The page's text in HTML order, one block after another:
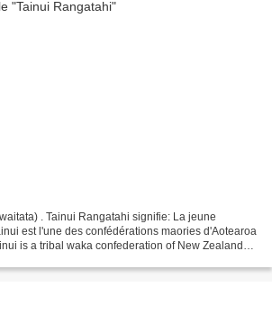
. Tainui Rangatahi signifie: La jeune
est l'une des confédérations maories d'Aotearoa
is a tribal waka confederation of New Zealand